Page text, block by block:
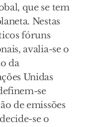
que se tem
Nestas
fóruns
avalia-se o
da
Unidas
se
de emissões
se o